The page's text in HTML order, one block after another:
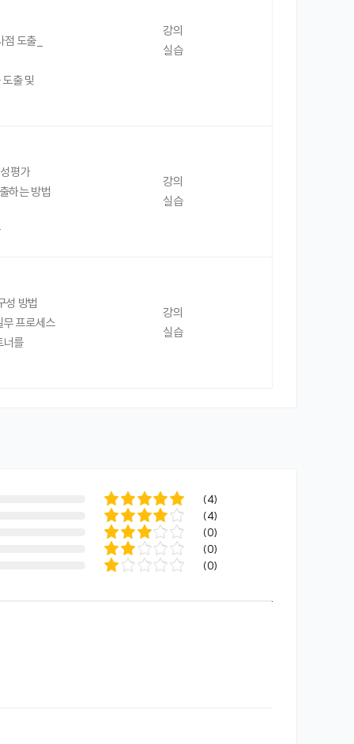
도출_
출 및
강의
실습
평가
하는 방법
강의
실습
성 방법
프로세스
너를
강의
실습
(4)
(4)
(0)
(0)
(0)